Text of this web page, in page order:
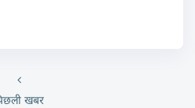
खबर